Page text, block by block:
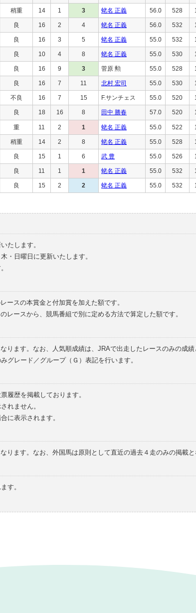
稍重 14 1 3 蛯名 正義 56.0 528
良 16 2 4 蛯名 正義 56.0 532
良 16 3 5 蛯名 正義 55.0 532
良 10 4 8 蛯名 正義 55.0 530
良 16 9 3 菅原 勲 55.0 528
良 16 7 11 北村 宏司 55.0 530
不良 16 7 15 F.サンチェス 55.0 520
良 18 16 8 田中 勝春 57.0 520
重 11 2 1 蛯名 正義 55.0 522
稍重 14 2 8 蛯名 正義 55.0 528
良 15 1 6 武 豊 55.0 526
良 11 1 1 蛯名 正義 55.0 532
良 15 2 2 蛯名 正義 55.0 532
たします。
・日曜日に更新いたします。
ースの本賞金と付加賞を加えた額です。
レースから、競馬番組で別に定める方法で算定した額です。
ります。なお、人気順成績は、JRAで出走したレースのみの成績
レード／グループ（Ｇ）表記を行います。
履歴を掲載しております。
れません。
に表示されます。
ります。なお、外国馬は原則として直近の過去４走のみの掲載と
す。